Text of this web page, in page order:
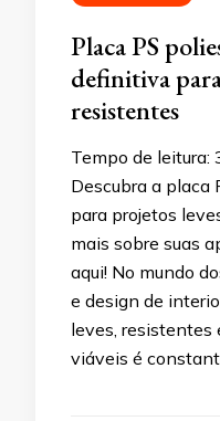
Placa PS
definitiva
resistentes
Tempo de leitura:
Descubra a placa
para projetos
mais sobre suas
aqui! No mundo
e design de
leves, resistentes
viáveis ​​é